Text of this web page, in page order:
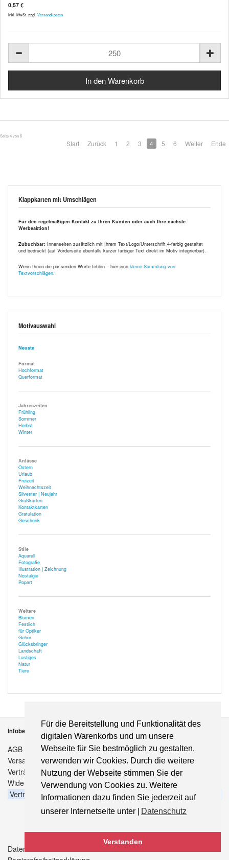
Für die Bereitstellung und Funktionalität des
digitalen Warenkorbs und um unsere
Webseite für Sie bestmöglich zu gestalten,
verwenden wir Cookies. Durch die weitere
Nutzung der Webseite stimmen Sie der
Verwendung von Cookies zu. Weitere
Informationen dazu finden Sie jederzeit auf
unserer Internetseite unter |
Datenschutz
Verstanden
0,57 €
inkl. MwSt. zzgl. Versandkosten
Seite 4 von 6
Start Zurück 1 2 3 4 5 6 Weiter Ende
Klappkarten mit Umschlägen
Für den regelmäßigen Kontakt zu Ihren Kunden oder auch Ihre nächste
Werbeaktion!
Zubuchbar: Innenseiten zusätzlich mit Ihrem Text/Logo/Unterschrift 4-farbig gestaltet
und bedruckt (auf Vorderseite ebenfalls kurzer farbiger Text direkt im Motiv integrierbar).
Wenn Ihnen die passenden Worte fehlen – hier eine kleine Sammlung von
Textvorschlägen
Motivauswahl
Neuste
Format
Hochformat
Querformat
Jahreszeiten
Frühling
Sommer
Herbst
Winter
Anlässe
Ostern
Urlaub
Freizeit
Weihnachtszeit
Silvester | Neujahr
Grußkarten
Kontaktkarten
Gratulation
Geschenk
Stile
Aquarell
Fotografie
Illustration | Zeichnung
Nostalgie
Popart
Weitere
Blumen
Festlich
für Optiker
Gehör
Glücksbringer
Landschaft
Lustiges
Natur
Tiere
Infobereich
AGB
Versandkosten
Verträge hier kündigen
Widerrufsbelehrung
Vertrag widerrufen
Datenschutz